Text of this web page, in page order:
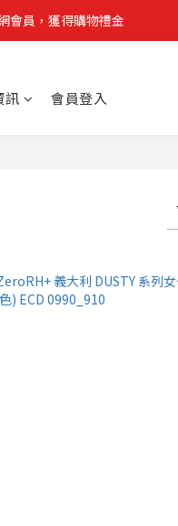
會員，獲得購物禮金
會員，獲得購物禮金
員，獲得購物禮金
訊 會員登入